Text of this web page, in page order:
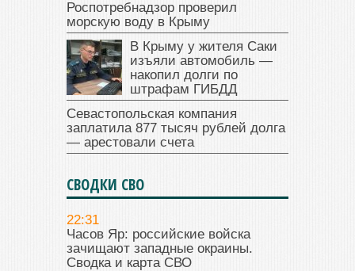
Роспотребнадзор проверил
морскую воду в Крыму
В Крыму у жителя Саки
изъяли автомобиль —
накопил долги по
штрафам ГИБДД
Севастопольская компания
заплатила 877 тысяч рублей долга
— арестовали счета
СВОДКИ СВО
22:31
Часов Яр: российские войска
зачищают западные окраины.
Сводка и карта СВО